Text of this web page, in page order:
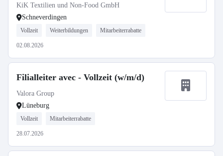
KiK Textilien und Non-Food GmbH
Schneverdingen
Vollzeit Weiterbildungen Mitarbeiterrabatte
02.08.2026
Filialleiter avec - Vollzeit (w/m/d)
Valora Group
Lüneburg
Vollzeit Mitarbeiterrabatte
28.07.2026